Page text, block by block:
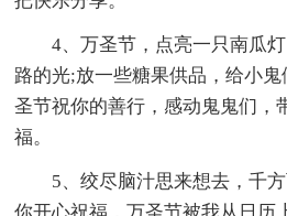
4、万圣节，点亮一只南瓜
路的光;放一些糖果供品，给小
圣节祝你的善行，感动鬼鬼们，
福。
5、绞尽脑汁思来想去，千